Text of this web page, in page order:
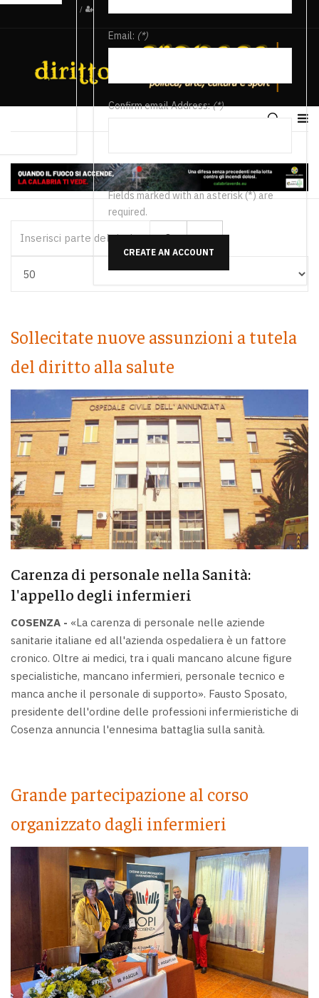
/
Email: (*)
Confirm email Address:(*)
Fields marked with an asterisk (*) are
required.
CREATE AN ACCOUNT
Sollecitate nuove assunzioni a tutela
del diritto alla salute
Carenza di personale nella Sanità:
l'appello degli infermieri
COSENZA - «La carenza di personale nelle aziende
sanitarie italiane ed all'azienda ospedaliera è un fattore
cronico. Oltre ai medici, tra i quali mancano alcune figure
specialistiche, mancano infermieri, personale tecnico e
manca anche il personale di supporto». Fausto Sposato,
presidente dell'ordine delle professioni infermieristiche di
Cosenza annuncia l'ennesima battaglia sulla sanità.
Grande partecipazione al corso
organizzato dagli infermieri